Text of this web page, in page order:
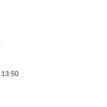
13:50